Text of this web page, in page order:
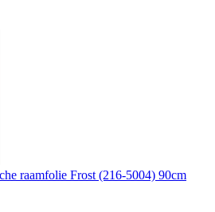
raamfolie Frost (216-5004) 90cm